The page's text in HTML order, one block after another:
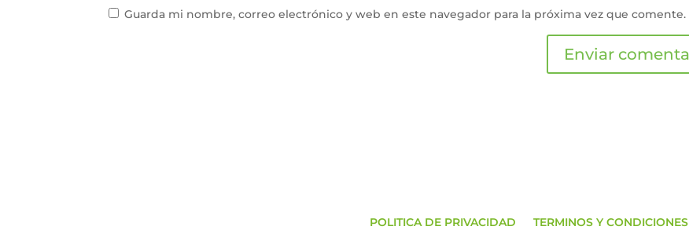
Guarda mi nombre, correo electrónico y web en este navegador para la próxima vez que comente.
POLITICA DE PRIVACIDAD TERMINOS Y CONDICIONES